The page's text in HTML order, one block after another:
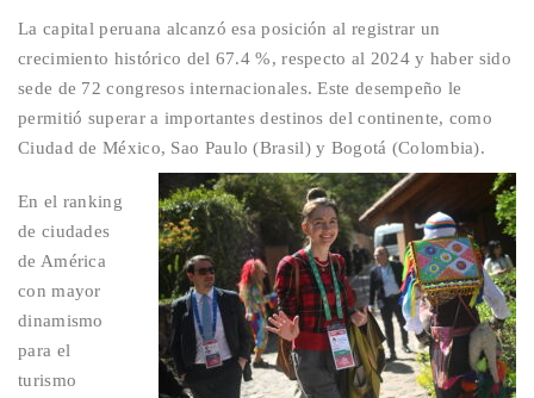
La capital peruana alcanzó esa posición al registrar un
crecimiento histórico del 67.4 %, respecto al 2024 y haber sido
sede de 72 congresos internacionales. Este desempeño le
permitió superar a importantes destinos del continente, como
Ciudad de México, Sao Paulo (Brasil) y Bogotá (Colombia).
En el ranking
de ciudades
de América
con mayor
dinamismo
para el
turismo